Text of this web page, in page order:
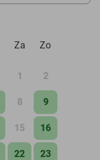
Za Zo
1 2
8 9
15 16
22 23